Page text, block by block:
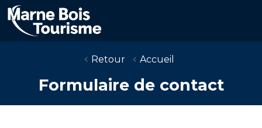
Aller
au
contenu
principal
Retour
Accueil
Formulaire de contact